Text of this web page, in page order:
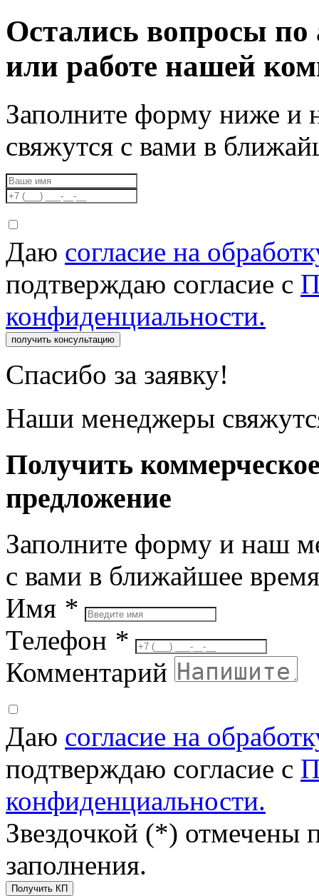
Остались вопросы по
или работе нашей
Заполните форму ниже и
свяжутся с вами в
Даю согласие на
подтверждаю согласие с
конфиденциальности.
получить консультацию
Спасибо за заявку!
Наши менеджеры
Получить
предложение
Заполните форму и наш
с вами в ближайшее время
Имя *
Телефон *
Комментарий
Даю согласие на
подтверждаю согласие с
конфиденциальности.
Звездочкой (*) отмечены
заполнения.
Получить КП